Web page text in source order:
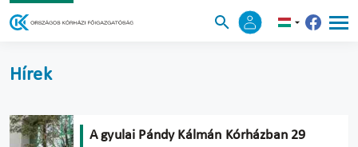
Hírek
A gyulai Pándy Kálmán Kórházban 29